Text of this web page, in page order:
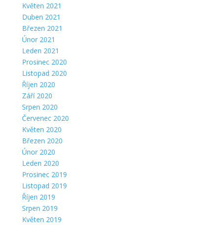
Květen 2021
Duben 2021
Březen 2021
Únor 2021
Leden 2021
Prosinec 2020
Listopad 2020
Říjen 2020
Září 2020
Srpen 2020
Červenec 2020
Květen 2020
Březen 2020
Únor 2020
Leden 2020
Prosinec 2019
Listopad 2019
Říjen 2019
Srpen 2019
Květen 2019